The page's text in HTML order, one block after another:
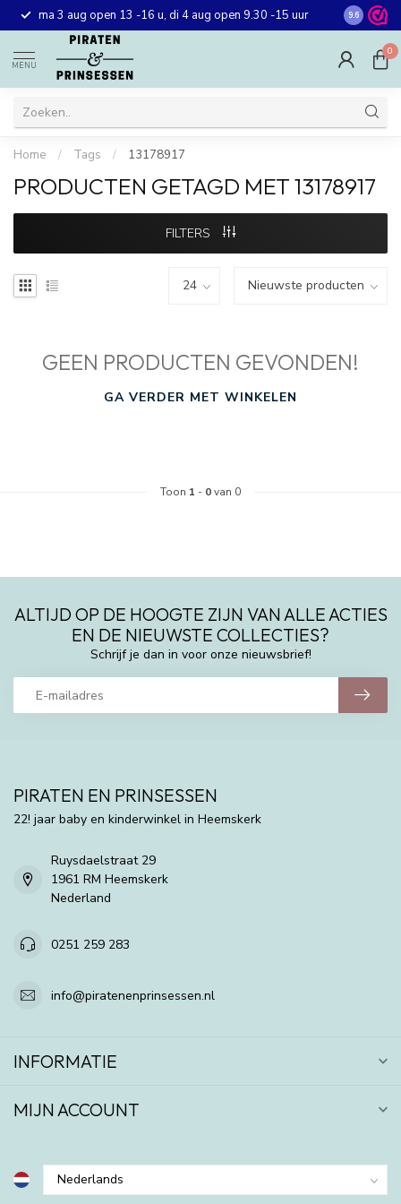
ma 3 aug open 13 -16 u, di 4 aug open 9.30 -15 uur Gratis
winkel in
9.6
MENU
0
Home / Tags / 13178917
PRODUCTEN GETAGD MET 13178917
FILTERS
GEEN PRODUCTEN GEVONDEN!
GA VERDER MET WINKELEN
Toon 1 - 0van 0
ALTIJD OP DE HOOGTE ZIJN VAN ALLE ACTIES
EN DE NIEUWSTE COLLECTIES?
Schrijf je dan in voor onze nieuwsbrief!
PIRATEN EN PRINSESSEN
22! jaar baby en kinderwinkel in Heemskerk
Ruysdaelstraat 29
1961 RM Heemskerk
Nederland
0251 259 283
info@piratenenprinsessen.nl
INFORMATIE
MIJN ACCOUNT